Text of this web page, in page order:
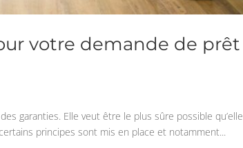
votre demande de prêt
garanties. Elle veut être le plus sûre possible qu’elle
principes sont mis en place et notamment...